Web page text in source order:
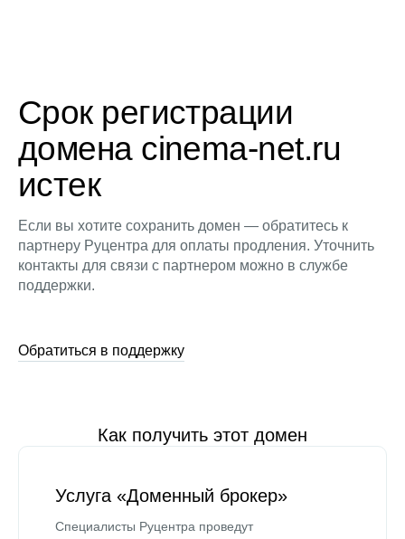
Срок регистрации
домена cinema-net.ru
истек
Если вы хотите сохранить домен — обратитесь к
партнеру Руцентра для оплаты продления. Уточнить
контакты для связи с партнером можно в службе
поддержки.
Обратиться в поддержку
Как получить этот домен
Услуга «Доменный брокер»
Специалисты Руцентра проведут